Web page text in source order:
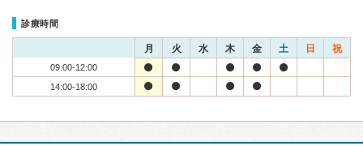
診療時間
月 火 水 木 金 土 日 祝
09:00-12:00
14:00-18:00